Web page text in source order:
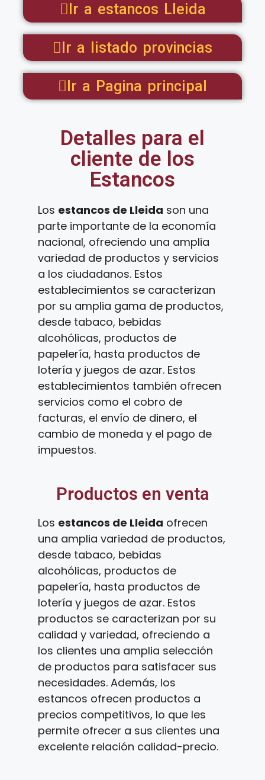
Ir a estancos Lleida
Ir a listado provincias
Ir a Pagina principal
Detalles para el
cliente de los
Estancos
Los estancos de Lleida son una
parte importante de la economía
nacional, ofreciendo una amplia
variedad de productos y servicios
a los ciudadanos. Estos
establecimientos se caracterizan
por su amplia gama de productos,
desde tabaco, bebidas
alcohólicas, productos de
papelería, hasta productos de
lotería y juegos de azar. Estos
establecimientos también ofrecen
servicios como el cobro de
facturas, el envío de dinero, el
cambio de moneda y el pago de
impuestos.
Productos en venta
Los estancos de Lleida ofrecen
una amplia variedad de productos,
desde tabaco, bebidas
alcohólicas, productos de
papelería, hasta productos de
lotería y juegos de azar. Estos
productos se caracterizan por su
calidad y variedad, ofreciendo a
los clientes una amplia selección
de productos para satisfacer sus
necesidades. Además, los
estancos ofrecen productos a
precios competitivos, lo que les
permite ofrecer a sus clientes una
excelente relación calidad-precio.